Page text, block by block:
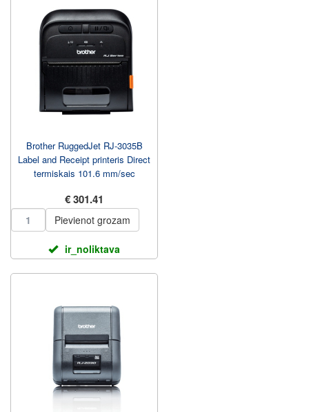
Brother RuggedJet RJ-3035B
Label and Receipt printeris Direct
termiskais 101.6 mm/sec
€ 301.41
Pievienot grozam
ir_noliktava